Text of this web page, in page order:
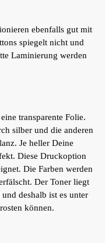
ebenfalls gut mit
spiegelt nicht und
Laminierung werden
transparente Folie.
silber und die anderen
Je heller Deine
Diese Druckoption
Die Farben werden
Der Toner liegt
deshalb ist es unter
können.